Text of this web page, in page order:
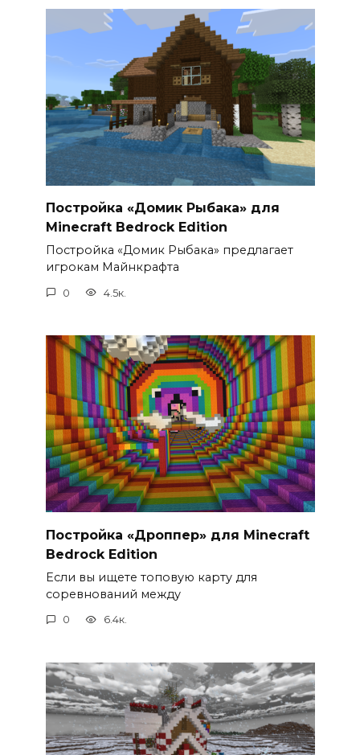
Постройка «Домик Рыбака» для
Minecraft Bedrock Edition
Постройка «Домик Рыбака» предлагает
игрокам Майнкрафта
0 4.5к.
Постройка «Дроппер» для Minecraft
Bedrock Edition
Если вы ищете топовую карту для
соревнований между
0 6.4к.